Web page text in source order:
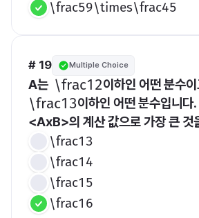
\frac59\times\frac45
# 19 Multiple Choice
A는 ​\frac12​이하인 어떤 분수
​\frac13​이하인 어떤 분수입니다.
<AxB>의 계산 값으로 가장 큰 것
\frac13
\frac14
\frac15
\frac16